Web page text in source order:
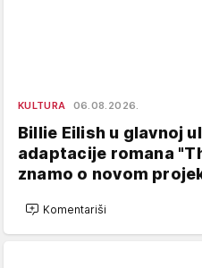
KULTURA 06.08.2026.
Billie Eilish u glavnoj
adaptacije romana
znamo o novom
Komentariši